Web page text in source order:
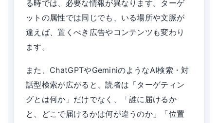
る時では、必要な情報が異なります。ターゲ
ットの属性では同じでも、いる場所や文脈が
違えば、置くべき広告やコンテンツも変わり
ます。
また、ChatGPTやGeminiのようなAI検索・対
話型検索が広がると、読者は「ターゲティン
グとは何か」だけでなく、「誰に届けるか
と、どこで届けるかは何が違うのか」「位置